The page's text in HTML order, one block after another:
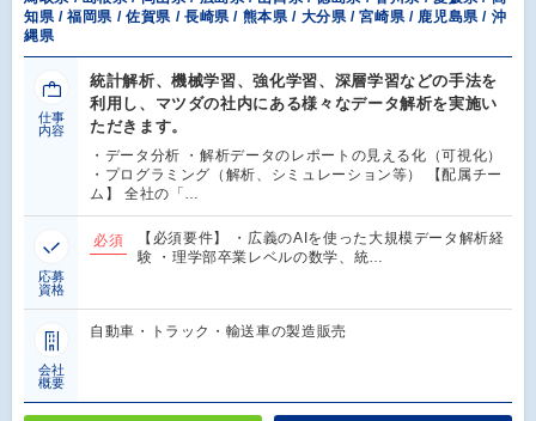
知県 / 福岡県 / 佐賀県 / 長崎県 / 熊本県 / 大分県 / 宮崎県 / 鹿児島県 / 沖
縄県
仕事
内容
統計解析、機械学習、強化学習、深層学習などの手法を
利用し、マツダの社内にある様々なデータ解析を実施い
ただきます。
・データ分析 ・解析データのレポートの見える化（可視化）
・プログラミング（解析、シミュレーション等） 【配属チー
ム】 全社の「…
応募
資格
必須
【必須要件】 ・広義のAIを使った大規模データ解析経
験 ・理学部卒業レベルの数学、統…
会社
概要
自動車・トラック・輸送車の製造販売